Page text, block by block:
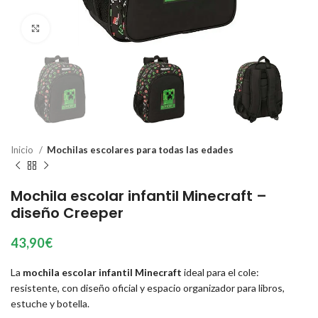
Click to enlarge
Inicio Mochilas escolares para todas las edades
Mochila escolar infantil Minecraft –
diseño Creeper
43,90€
La mochila escolar infantil Minecraft ideal para el cole:
resistente, con diseño oficial y espacio organizador para libros,
estuche y botella.